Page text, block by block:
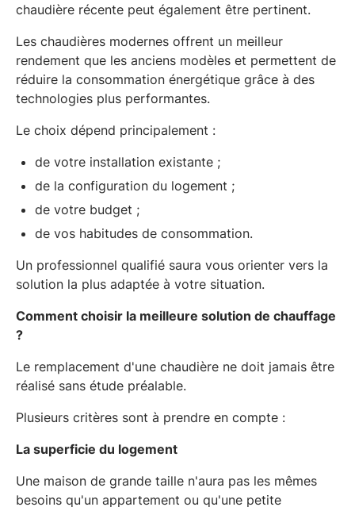
chaudière récente peut également être pertinent.
Les chaudières modernes offrent un meilleur
rendement que les anciens modèles et permettent de
réduire la consommation énergétique grâce à des
technologies plus performantes.
Le choix dépend principalement :
de votre installation existante ;
de la configuration du logement ;
de votre budget ;
de vos habitudes de consommation.
Un professionnel qualifié saura vous orienter vers la
solution la plus adaptée à votre situation.
Comment choisir la meilleure solution de chauffage
?
Le remplacement d'une chaudière ne doit jamais être
réalisé sans étude préalable.
Plusieurs critères sont à prendre en compte :
La superficie du logement
Une maison de grande taille n'aura pas les mêmes
besoins qu'un appartement ou qu'une petite